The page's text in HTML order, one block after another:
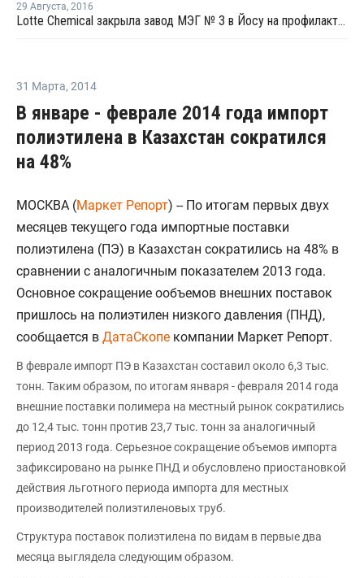
29 Августа, 2016
Lotte Chemical закрыла завод МЭГ № 3 в Йосу на профилактику
31 Марта, 2014
В январе - феврале 2014 года импорт
полиэтилена в Казахстан сократился
на 48%
МОСКВА (Маркет Репорт) -- По итогам первых двух
месяцев текущего года импортные поставки
полиэтилена (ПЭ) в Казахстан сократились на 48% в
сравнении с аналогичным показателем 2013 года.
Основное сокращение ообъемов внешних поставок
пришлось на полиэтилен низкого давления (ПНД),
сообщается в ДатаСкопе компании Маркет Репорт.
В феврале импорт ПЭ в Казахстан составил около 6,3 тыс.
тонн. Таким образом, по итогам января - февраля 2014 года
внешние поставки полимера на местный рынок сократились
до 12,4 тыс. тонн против 23,7 тыс. тонн за аналогичный
период 2013 года. Серьезное сокращение объемов импорта
зафиксировано на рынке ПНД и обусловлено приостановкой
действия льготного периода импорта для местных
производителей полиэтиленовых труб.
Структура поставок полиэтилена по видам в первые два
месяца выглядела следующим образом.